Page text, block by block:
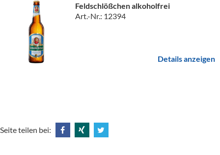
Feldschlößchen alkoholfrei
Art.-Nr.: 12394
Details anzeigen
Seite teilen bei: